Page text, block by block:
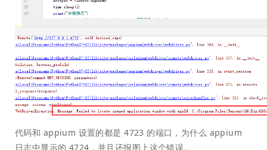
代码和 appium 设置的都是 4723 的端口，为什么 appium
日志中显示的 4724，并且还报图上这个错误。